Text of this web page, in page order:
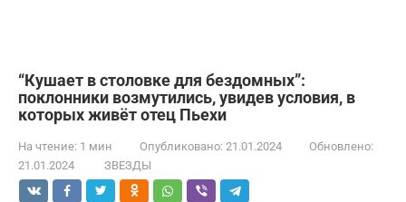
“Кушает в столовке для бездомных”:
поклонники возмутились, увидев условия, в
которых живёт отец Пьехи
На чтение: 1 мин Опубликовано: 21.01.2024
Обновлено:
21.01.2024
ЗВЕЗДЫ